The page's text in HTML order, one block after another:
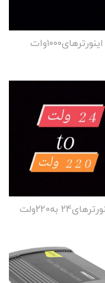
اینورترهای۱۰۰۰وات
به220ولت